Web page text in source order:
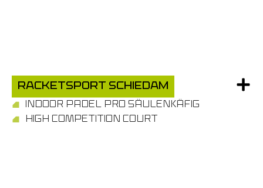
Racketsport Schiedam
INDOOR PADEL PRO SÄULENKÄFIG
HIGH COMPETITION COURT